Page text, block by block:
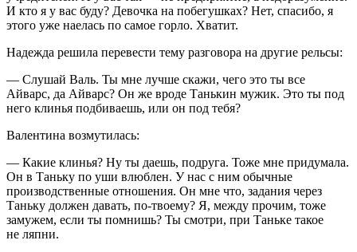
И кто я у вас буду? Девочка на побегушках? Нет, спасибо, я
этого уже наелась по самое горло. Хватит.
Надежда решила перевести тему разговора на другие рельсы:
— Слушай Валь. Ты мне лучше скажи, чего это ты все
Айварс, да Айварс? Он же вроде Танькин мужик. Это ты под
него клинья подбиваешь, или он под тебя?
Валентина возмутилась:
— Какие клинья? Ну ты даешь, подруга. Тоже мне придумала.
Он в Таньку по уши влюблен. У нас с ним обычные
производственные отношения. Он мне что, задания через
Таньку должен давать, по-твоему? Я, между прочим, тоже
замужем, если ты помнишь? Ты смотри, при Таньке такое
не ляпни.